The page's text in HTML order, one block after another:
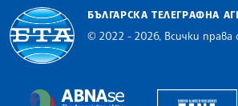
БЪЛГАРСКА ТЕЛЕГРАФНА
© 2022 - 2026, Всички права
The Assocoation of